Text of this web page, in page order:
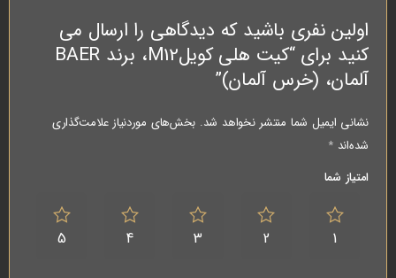
اولین نفری باشید که دیدگاهی را ارسال می
کنید برای “کیت هلی کویلM12، برند BAER
آلمان، (خرس آلمان)”
نشانی ایمیل شما منتشر نخواهد شد. بخش‌های موردنیاز علامت‌گذاری
شده‌اند*
امتیاز شما
1
2
3
4
5